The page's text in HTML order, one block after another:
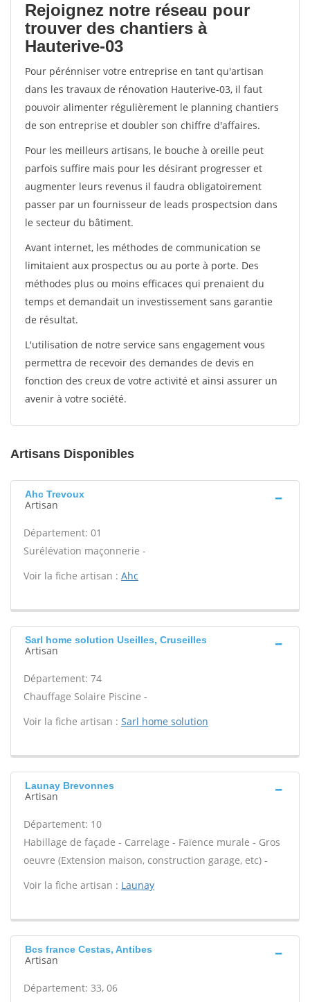
Rejoignez notre réseau pour
trouver des chantiers à
Hauterive-03
Pour pérénniser votre entreprise en tant qu'artisan
dans les travaux de rénovation Hauterive-03, il faut
pouvoir alimenter régulièrement le planning chantiers
de son entreprise et doubler son chiffre d'affaires.
Pour les meilleurs artisans, le bouche à oreille peut
parfois suffire mais pour les désirant progresser et
augmenter leurs revenus il faudra obligatoirement
passer par un fournisseur de leads prospectsion dans
le secteur du bâtiment.
Avant internet, les méthodes de communication se
limitaient aux prospectus ou au porte à porte. Des
méthodes plus ou moins efficaces qui prenaient du
temps et demandait un investissement sans garantie
de résultat.
L'utilisation de notre service sans engagement vous
permettra de recevoir des demandes de devis en
fonction des creux de votre activité et ainsi assurer un
avenir à votre société.
Artisans Disponibles
Ahc Trevoux
Artisan
Département: 01
Surélévation maçonnerie -
Voir la fiche artisan : Ahc
Sarl home solution Useilles, Cruseilles
Artisan
Département: 74
Chauffage Solaire Piscine -
Voir la fiche artisan : Sarl home solution
Launay Brevonnes
Artisan
Département: 10
Habillage de façade - Carrelage - Faïence murale - Gros
oeuvre (Extension maison, construction garage, etc) -
Voir la fiche artisan : Launay
Bcs france Cestas, Antibes
Artisan
Département: 33, 06